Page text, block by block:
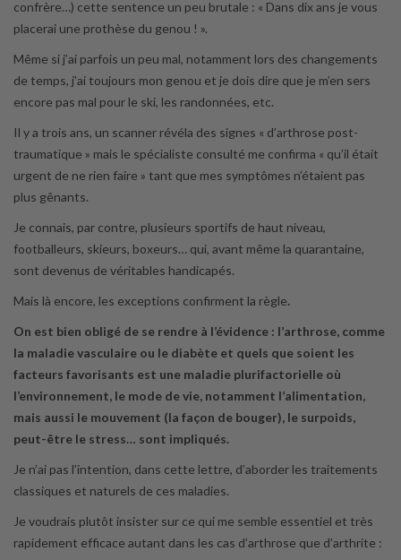
confrère…) cette sentence un peu brutale : « Dans dix ans je vous
placerai une prothèse du genou ! ».
Même si j’ai parfois un peu mal, notamment lors des changements
de temps, j’ai toujours mon genou et je dois dire que je m’en sers
encore pas mal pour le ski, les randonnées, etc.
Il y a trois ans, un scanner révéla des signes « d’arthrose post-
traumatique » mais le spécialiste consulté me confirma « qu’il était
urgent de ne rien faire » tant que mes symptômes n’étaient pas
plus gênants.
Je connais, par contre, plusieurs sportifs de haut niveau,
footballeurs, skieurs, boxeurs… qui, avant même la quarantaine,
sont devenus de véritables handicapés.
Mais là encore, les exceptions confirment la règle.
On est bien obligé de se rendre à l’évidence : l’arthrose, comme
la maladie vasculaire ou le diabète et quels que soient les
facteurs favorisants est une maladie plurifactorielle où
l’environnement, le mode de vie, notamment l’alimentation,
mais aussi le mouvement (la façon de bouger), le surpoids,
peut-être le stress… sont impliqués.
Je n’ai pas l’intention, dans cette lettre, d’aborder les traitements
classiques et naturels de ces maladies.
Je voudrais plutôt insister sur ce qui me semble essentiel et très
rapidement efficace autant dans les cas d’arthrose que d’arthrite :